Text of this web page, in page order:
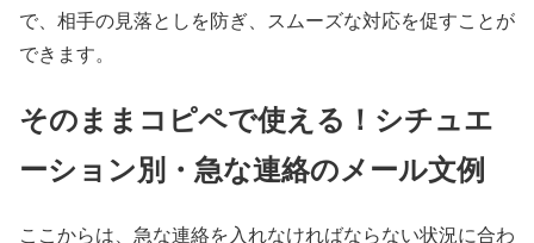
で、相手の見落としを防ぎ、スムーズな対応を促すことが
できます。
そのままコピペで使える！シチュエ
ーション別・急な連絡のメール文例
ここからは、急な連絡を入れなければならない状況に合わ